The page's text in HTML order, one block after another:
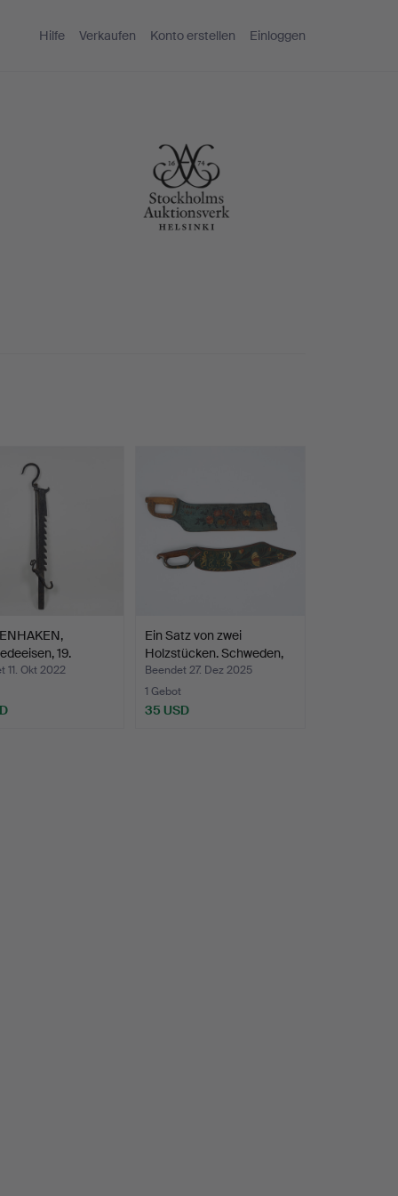
Hilfe Verkaufen Konto erstellen Einloggen
19.
11. Okt 2022
Ein Satz von zwei
Holzstücken. Schweden,
d…
Beendet 27. Dez 2025
1 Gebot
35 USD